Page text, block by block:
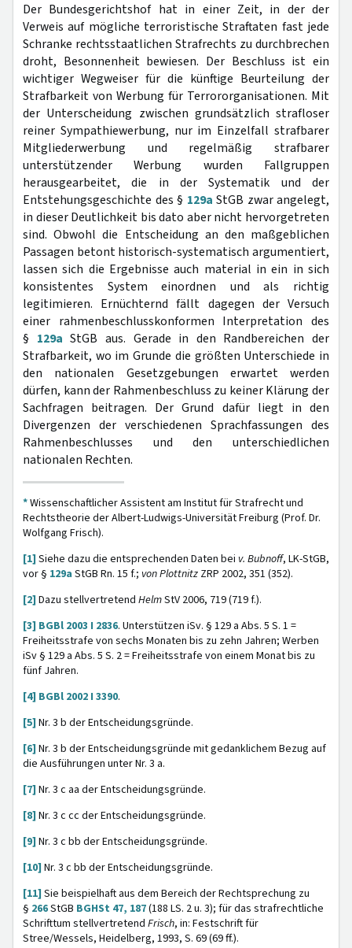
Der Bundesgerichtshof hat in einer Zeit, in der der
Verweis auf mögliche terroristische Straftaten fast jede
Schranke rechtsstaatlichen Strafrechts zu durchbrechen
droht, Besonnenheit bewiesen. Der Beschluss ist ein
wichtiger Wegweiser für die künftige Beurteilung der
Strafbarkeit von Werbung für Terrororganisationen. Mit
der Unterscheidung zwischen grundsätzlich strafloser
reiner Sympathiewerbung, nur im Einzelfall strafbarer
Mitgliederwerbung und regelmäßig strafbarer
unterstützender Werbung wurden Fallgruppen
herausgearbeitet, die in der Systematik und der
Entstehungsgeschichte des § 129a StGB zwar angelegt,
in dieser Deutlichkeit bis dato aber nicht hervorgetreten
sind. Obwohl die Entscheidung an den maßgeblichen
Passagen betont historisch-systematisch argumentiert,
lassen sich die Ergebnisse auch material in ein in sich
konsistentes System einordnen und als richtig
legitimieren. Ernüchternd fällt dagegen der Versuch
einer rahmenbeschlusskonformen Interpretation des
§ 129a StGB aus. Gerade in den Randbereichen der
Strafbarkeit, wo im Grunde die größten Unterschiede in
den nationalen Gesetzgebungen erwartet werden
dürfen, kann der Rahmenbeschluss zu keiner Klärung der
Sachfragen beitragen. Der Grund dafür liegt in den
Divergenzen der verschiedenen Sprachfassungen des
Rahmenbeschlusses und den unterschiedlichen
nationalen Rechten.
*Wissenschaftlicher Assistent am Institut für Strafrecht und
Rechtstheorie der Albert-Ludwigs-Universität Freiburg (Prof. Dr.
Wolfgang Frisch).
[1] Siehe dazu die entsprechenden Daten bei v. Bubnoff, LK-StGB,
vor § 129a StGB Rn. 15 f.; von Plottnitz ZRP 2002, 351 (352).
[2] Dazu stellvertretend HelmStV 2006, 719 (719 f.).
[3] BGBl 2003 I 2836. Unterstützen iSv. § 129 a Abs. 5 S. 1 =
Freiheitsstrafe von sechs Monaten bis zu zehn Jahren; Werben
iSv § 129 a Abs. 5 S. 2 = Freiheitsstrafe von einem Monat bis zu
fünf Jahren.
[4] BGBl 2002 I 3390.
[5] Nr. 3 b der Entscheidungsgründe.
[6] Nr. 3 b der Entscheidungsgründe mit gedanklichem Bezug auf
die Ausführungen unter Nr. 3 a.
[7] Nr. 3 c aa der Entscheidungsgründe.
[8] Nr. 3 c cc der Entscheidungsgründe.
[9] Nr. 3 c bb der Entscheidungsgründe.
[10] Nr. 3 c bb der Entscheidungsgründe.
[11] Sie beispielhaft aus dem Bereich der Rechtsprechung zu
§ 266StGB BGHSt 47, 187(188 LS. 2 u. 3); für das strafrechtliche
Schrifttum stellvertretend Frisch, in: Festschrift für
Stree/Wessels, Heidelberg, 1993, S. 69 (69 ff.).